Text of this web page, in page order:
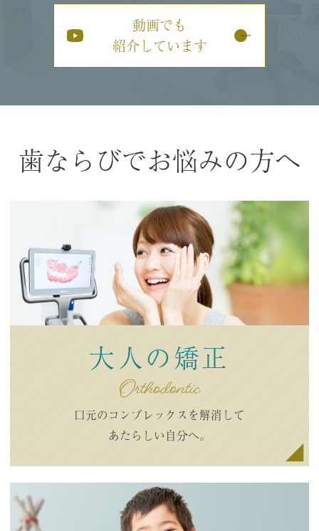
動画でも
紹介しています
歯ならびでお悩みの方へ
大人の矯正
Orthodontic
口元のコンプレックスを解消して
あたらしい自分へ。